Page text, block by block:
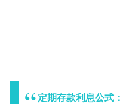
定期存款利息公式